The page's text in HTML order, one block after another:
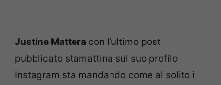
Justine Mattera con l’ultimo post
pubblicato stamattina sul suo profilo
Instagram sta mandando come al solito i